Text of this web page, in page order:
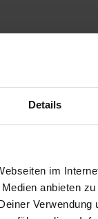
Details
im
anbieten
nach